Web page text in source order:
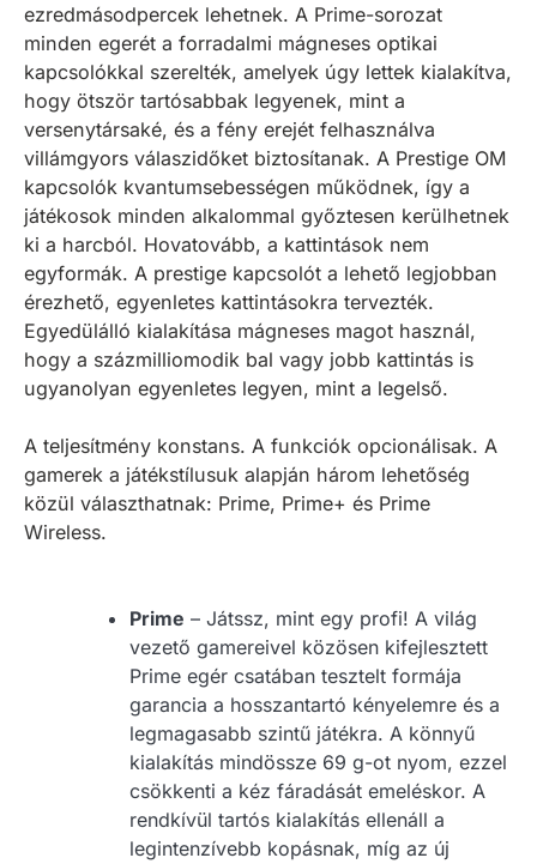
ezredmásodpercek lehetnek. A Prime-sorozat
minden egerét a forradalmi mágneses optikai
kapcsolókkal szerelték, amelyek úgy lettek kialakítva,
hogy ötször tartósabbak legyenek, mint a
versenytársaké, és a fény erejét felhasználva
villámgyors válaszidőket biztosítanak. A Prestige OM
kapcsolók kvantumsebességen működnek, így a
játékosok minden alkalommal győztesen kerülhetnek
ki a harcból. Hovatovább, a kattintások nem
egyformák. A prestige kapcsolót a lehető legjobban
érezhető, egyenletes kattintásokra tervezték.
Egyedülálló kialakítása mágneses magot használ,
hogy a százmilliomodik bal vagy jobb kattintás is
ugyanolyan egyenletes legyen, mint a legelső.
A teljesítmény konstans. A funkciók opcionálisak. A
gamerek a játékstílusuk alapján három lehetőség
közül választhatnak: Prime, Prime+ és Prime
Wireless.
Prime – Játssz, mint egy profi! A világ
vezető gamereivel közösen kifejlesztett
Prime egér csatában tesztelt formája
garancia a hosszantartó kényelemre és a
legmagasabb szintű játékra. A könnyű
kialakítás mindössze 69 g-ot nyom, ezzel
csökkenti a kéz fáradását emeléskor. A
rendkívül tartós kialakítás ellenáll a
legintenzívebb kopásnak, míg az új